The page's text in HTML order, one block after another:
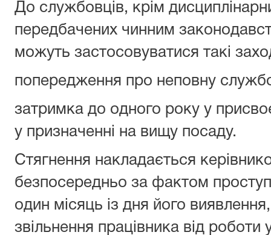
До службовців, крім
передбачених чинним
можуть застосовуватися такі
попередження про неповну
затримка до одного року у
у призначенні на вищу посаду.
Стягнення накладається
безпосередньо за фактом
один місяць із дня його
звільнення працівника від